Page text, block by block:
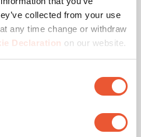
collected from your use
any time change or withdraw
Declaration on our website.
3
Integrierte Kabelführung